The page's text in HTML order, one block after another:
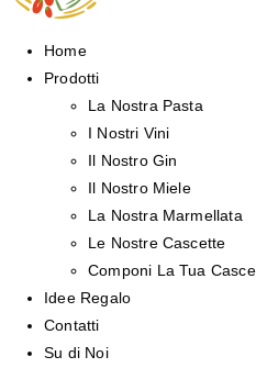
Home
Prodotti
La Nostra Pasta
I Nostri Vini
Il Nostro Gin
Il Nostro Miele
La Nostra Marmellata
Le Nostre Cascette
Componi La Tua
Idee Regalo
Contatti
Su di Noi